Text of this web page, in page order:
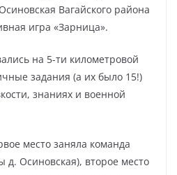
Вагайского района
игра «Зарница».
на 5-ти километровой
задания (а их было 15!)
знаниях и военной
место заняла команда
Осиновская), второе место